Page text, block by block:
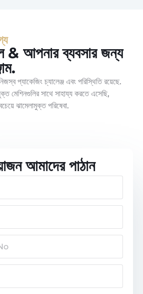
& আপনার ব্যবসার জন্য
প্যাকেজিং চ্যালেঞ্জ এবং পরিস্থিতি রয়েছে.
মেশিনগুলির সাথে সাহায্য করতে এসেছি,
ঝামেলামুক্ত পরিষেবা.
আমাদের পাঠান